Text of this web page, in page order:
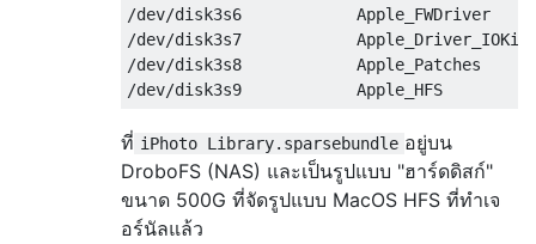
/dev/disk3s6
/dev/disk3s7
/dev/disk3s8
ที่ iPhoto Library.sparsebundle อยู่บน
DroboFS (NAS) และเป็นรูปแบบ "ฮาร์ดดิสก์"
ขนาด 500G ที่จัดรูปแบบ MacOS HFS ที่ทำเจ
อร์นัลแล้ว